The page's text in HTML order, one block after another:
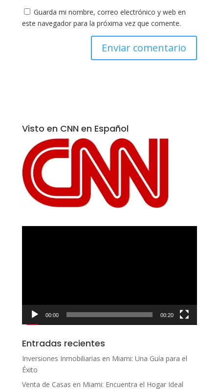
Guarda mi nombre, correo electrónico y web en
este navegador para la próxima vez que comente.
Visto en CNN en Español
00:00 00:20
Entradas recientes
Inversiones Inmobiliarias en Miami: Una Guía para el
Éxito
Venta de Casas en Miami: Encuentra el Hogar Ideal